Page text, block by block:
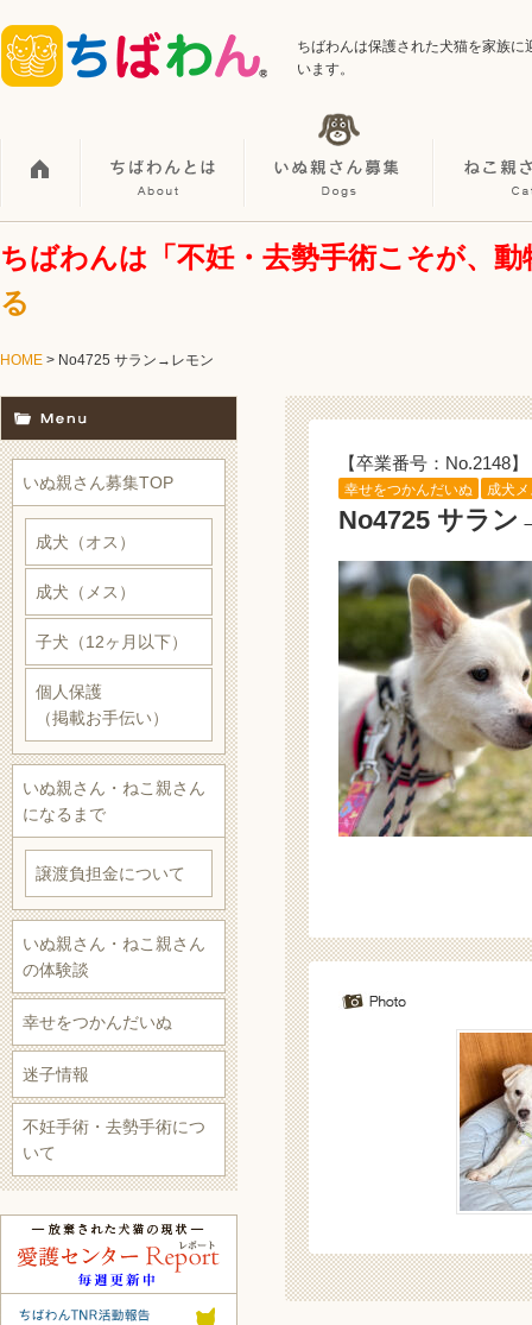
ちばわんは保護された犬猫を家族
います。
ちばわんは「不妊・去勢手術こそが、
る
HOME > No4725 サラン→レモン
【卒業番号：No.2148】
幸せをつかんだいぬ 成犬
No4725 サラ
いぬ親さん募集TOP
成犬（オス）
成犬（メス）
子犬（12ヶ月以下）
個人保護
（掲載お手伝い）
いぬ親さん・ねこ親さん
になるまで
譲渡負担金について
いぬ親さん・ねこ親さん
の体験談
幸せをつかんだいぬ
迷子情報
不妊手術・去勢手術につ
いて